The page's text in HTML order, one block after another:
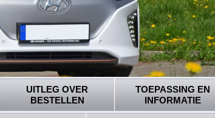
UITLEG OVER
BESTELLEN
TOEPASSING EN
INFORMATIE